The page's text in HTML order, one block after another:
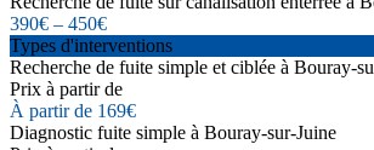
390€ – 450€
Types d'interventions
Recherche de fuite simple et ciblée à Bouray-
Prix à partir de
À partir de 169€
Diagnostic fuite simple à Bouray-sur-Juine